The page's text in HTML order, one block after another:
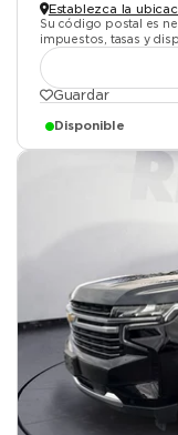
Establezca la
Su código postal es
impuestos, tasas y
Guardar
Disponible